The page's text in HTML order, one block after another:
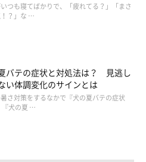
つも寝てばかりで、「疲れてる？」「まさ
？」な …
バテの症状と対処法は？ 見逃し
い体調変化のサインとは
さ対策をするなかで『犬の夏バテの症状
『犬の夏 …